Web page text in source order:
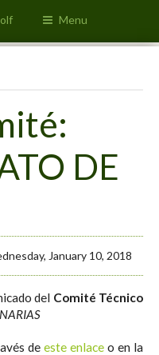
Menu
DE
January 10, 2018
del Comité Técnico
de este enlace o en la